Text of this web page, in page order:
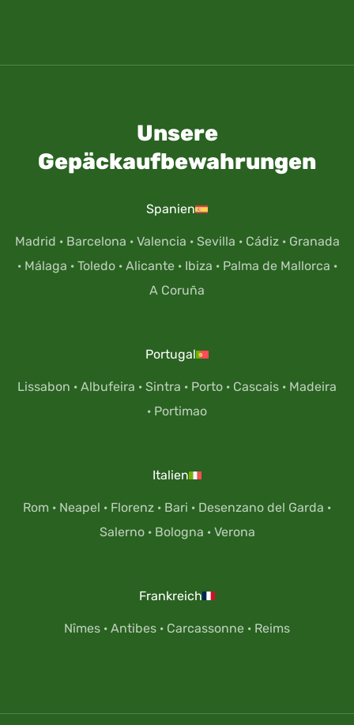
Unsere
Gepäckaufbewahrungen
Spanien
Madrid · Barcelona · Valencia · Sevilla · Cádiz· Granada
· Málaga · Toledo· Alicante· Ibiza · Palma de Mallorca ·
A Coruña
Portugal
Lissabon · Albufeira · Sintra · Porto · Cascais · Madeira
· Portimao
Italien
Rom · Neapel · Florenz · Bari · Desenzano del Garda ·
Salerno· Bologna · Verona
Frankreich
Nîmes · Antibes · Carcassonne · Reims